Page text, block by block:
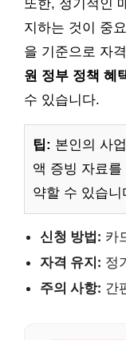
또한, 정기적인
지하는 것이 중
을 기준으로 자
원 정부 정책 혜
수 있습니다.
팁: 본인의 사
액 증빙 자료
약할 수 있습니
신청 방법: 카
자격 유지: 정
주의 사항: 간